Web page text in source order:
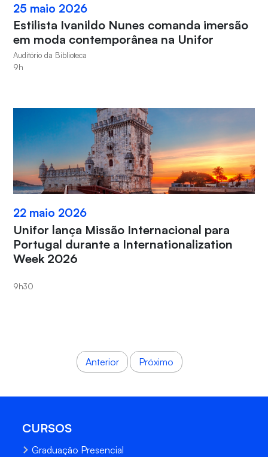
25 maio 2026
Estilista Ivanildo Nunes comanda imersão
em moda contemporânea na Unifor
Auditório da Biblioteca
9h
22 maio 2026
Unifor lança Missão Internacional para
Portugal durante a Internationalization
Week 2026
9h30
Anterior Próximo
CURSOS
Graduação Presencial